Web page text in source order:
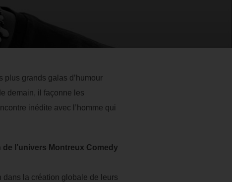
plus grands galas d’humour
demain, il façonne les
inédite avec l’homme qui
l’univers Montreux Comedy
dans la création globale de leurs